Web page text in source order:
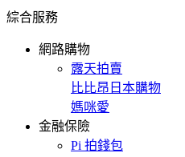
綜合服務
網路購物
露天拍賣
比比昂日本購物
媽咪愛
金融保險
Pi 拍錢包